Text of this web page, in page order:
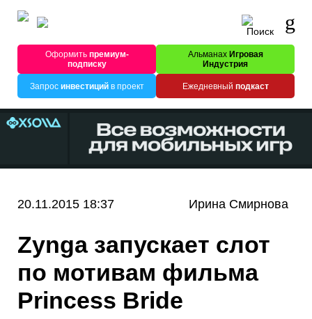
Оформитьпремиум-
подписку
Альманах Игровая
Индустрия
Запрос инвестицийв проект Ежедневный подкаст
20.11.2015 18:37 Ирина Смирнова
Zynga запускает слот
по мотивам фильма
Princess Bride